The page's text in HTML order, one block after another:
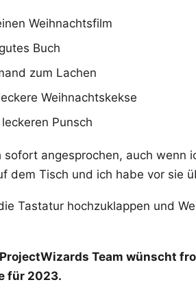
Weihnachtsfilm
Buch
zum Lachen
Weihnachtskekse
Punsch
sofort angesprochen, auch wenn
dem Tisch und ich habe vor sie
Tastatur hochzuklappen und
Team wünscht
für 2023.